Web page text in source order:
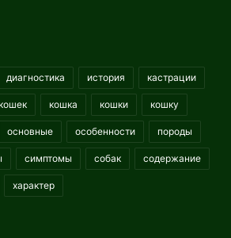
диагностика история кастрации
кошек кошка кошки кошку
основные особенности породы
симптомы собак содержание
характер